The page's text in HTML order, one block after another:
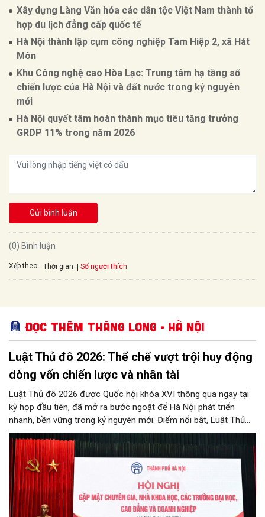
Xây dựng Làng Văn hóa các dân tộc Việt Nam thành tổ
hợp du lịch đẳng cấp quốc tế
Hà Nội thành lập cụm công nghiệp Tam Hiệp 2, xã Hát
Môn
Khu Công nghệ cao Hòa Lạc: Trung tâm hạ tầng số
chiến lược của Hà Nội và đất nước trong kỷ nguyên
mới
Hà Nội quyết tâm hoàn thành mục tiêu tăng trưởng
GRDP 11% trong năm 2026
Gửi bình luận
(0) Bình luận
Xếp theo: Thời gian Số người thích
Đọc thêm Thăng Long - Hà Nội
Luật Thủ đô 2026: Thể chế vượt trội huy động
dòng vốn chiến lược và nhân tài
Luật Thủ đô 2026 được Quốc hội khóa XVI thông qua ngay tại
kỳ họp đầu tiên, đã mở ra bước ngoặt để Hà Nội phát triển
nhanh, bền vững trong kỷ nguyên mới. Điểm nổi bật, Luật Thủ
đô 2026 đã “cởi trói”, trao cho Hà Nội khung thể chế đặc thù,
vượt trội để bứt phá, trong đó có việc “trải thảm đỏ” thu hút
nhân tài và các nhà đầu tư chiến lược, mở lối cho Thủ đô
chuyển hóa tầm nhìn thế kỷ thành những kỳ tích phát triển thực
tế.